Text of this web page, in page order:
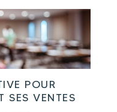
POUR
SES VENTES